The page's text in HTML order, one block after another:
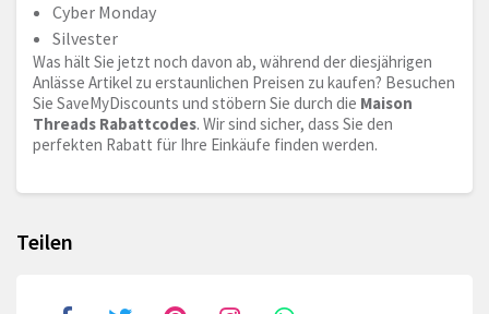
Cyber Monday
Silvester
Was hält Sie jetzt noch davon ab, während der diesjährigen
Anlässe Artikel zu erstaunlichen Preisen zu kaufen? Besuchen
Sie SaveMyDiscounts und stöbern Sie durch die Maison
Threads Rabattcodes. Wir sind sicher, dass Sie den
perfekten Rabatt für Ihre Einkäufe finden werden.
Teilen